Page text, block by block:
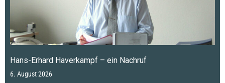
Hans-Erhard Haverkampf – ein Nachruf
6. August 2026